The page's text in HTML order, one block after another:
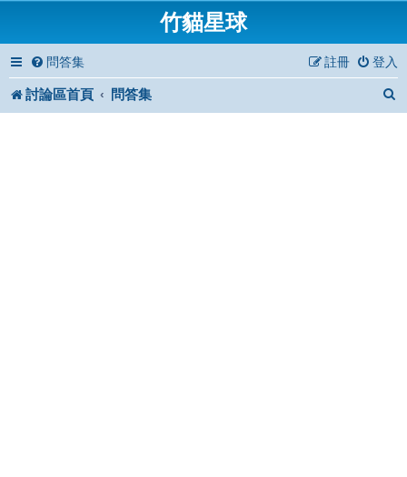
竹貓星球
問答集 登入
註冊
討論區首頁 問答集